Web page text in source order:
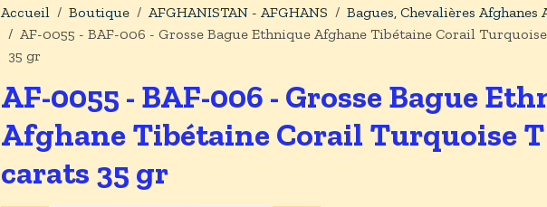
Accueil Boutique AFGHANISTAN - AFGHANS
Bagues, Chevalières Afghanes
AF-0055 - BAF-006 - Grosse Bague Ethnique Afghane Tibétaine Corail Turquoise
35 gr
AF-0055 - BAF-006 - Grosse Bague
Afghane Tibétaine Corail Turquoise T
carats 35 gr